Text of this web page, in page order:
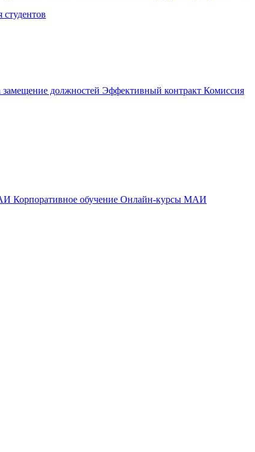
студентов
должностей Эффективный контракт Комиссия
Корпоративное обучение Онлайн-курсы МАИ